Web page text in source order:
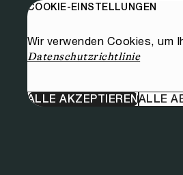
COOKIE-EINSTELLUNGEN
Wir verwenden Cookies, um
Datenschutzrichtlinie
ALLE AKZEPTIERENALLE